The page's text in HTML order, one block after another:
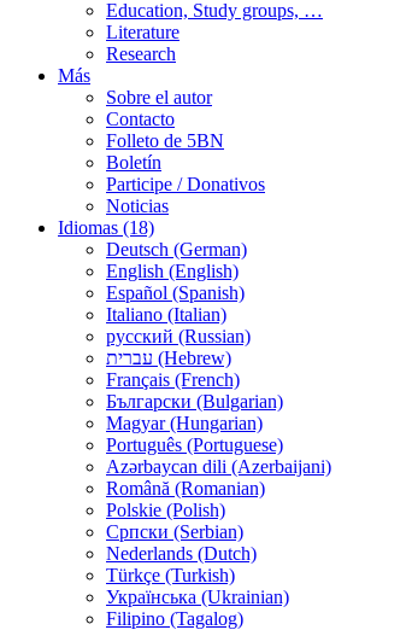
Education, Study groups, …
Literature
Research
Más
Sobre el autor
Contacto
Folleto de 5BN
Boletín
Participe / Donativos
Noticias
Idiomas (18)
Deutsch (German)
English (English)
Español (Spanish)
Italiano (Italian)
русский (Russian)
עברית (Hebrew)
Français (French)
Български (Bulgarian)
Magyar (Hungarian)
Português (Portuguese)
Azərbaycan dili (Azerbaijani)
Română (Romanian)
Polskie (Polish)
Српски (Serbian)
Nederlands (Dutch)
Türkçe (Turkish)
Українська (Ukrainian)
Filipino (Tagalog)